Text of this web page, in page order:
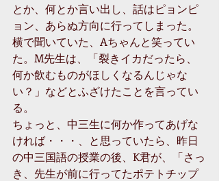
とか、何とか言い出し、話はピョンピ
ョン、あらぬ方向に行ってしまった。
横で聞いていた、Aちゃんと笑ってい
た。M先生は、「裂きイカだったら、
何か飲むものがほしくなるんじゃな
い？」などとふざけたことを言ってい
る。
ちょっと、中三生に何か作ってあげな
ければ・・・、と思っていたら、昨日
の中三国語の授業の後、K君が、「さっ
き、先生が前に行ってたポテトチップ